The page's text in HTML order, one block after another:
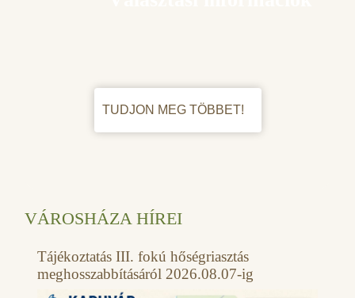
TUDJON MEG TÖBBET!
VÁROSHÁZA HÍREI
Tájékoztatás III. fokú hőségriasztás
meghosszabbításáról 2026.08.07-ig